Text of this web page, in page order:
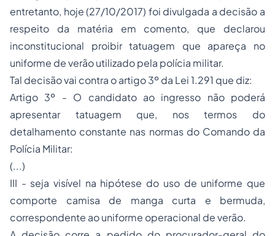
entretanto, hoje (27/10/2017) foi divulgada a decisão a
respeito da matéria em comento, que declarou
inconstitucional proibir tatuagem que apareça no
uniforme de verão utilizado pela polícia militar.
Tal decisão vai contra o artigo 3º da Lei 1.291 que diz:
Artigo 3º - O candidato ao ingresso não poderá
apresentar tatuagem que, nos termos do
detalhamento constante nas normas do Comando da
Polícia Militar:
(...)
III - seja visível na hipótese do uso de uniforme que
comporte camisa de manga curta e bermuda,
correspondente ao uniforme operacional de verão.